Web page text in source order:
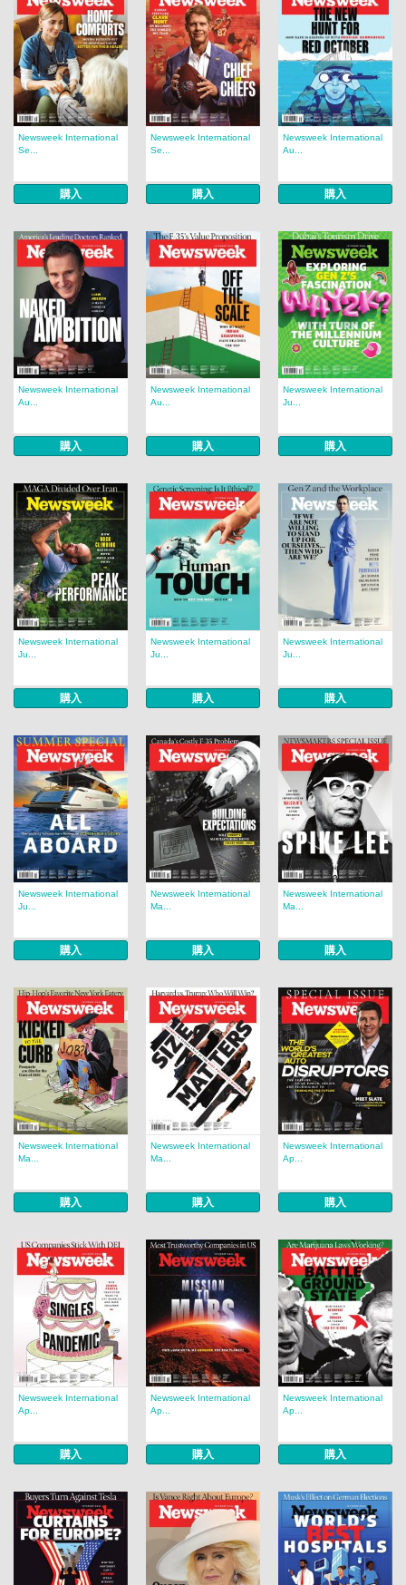
Newsweek International
Se...
購入
Newsweek International
Se...
購入
Newsweek International
Au...
購入
Newsweek International
Au...
購入
Newsweek International
Au...
購入
Newsweek International
Ju...
購入
Newsweek International
Ju...
購入
Newsweek International
Ju...
購入
Newsweek International
Ju...
購入
Newsweek International
Ju...
購入
Newsweek International
Ma...
購入
Newsweek International
Ma...
購入
Newsweek International
Ma...
購入
Newsweek International
Ma...
購入
Newsweek International
Ap...
購入
Newsweek International
Ap...
購入
Newsweek International
Ap...
購入
Newsweek International
Ap...
購入